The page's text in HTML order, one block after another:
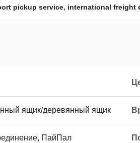
pickup service, international freight
ящик/деревянный ящик
ПайПал